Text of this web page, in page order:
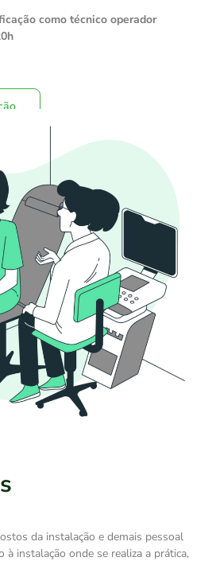
como técnico operador
da instalação e demais pessoal
à instalação onde se realiza a prática,